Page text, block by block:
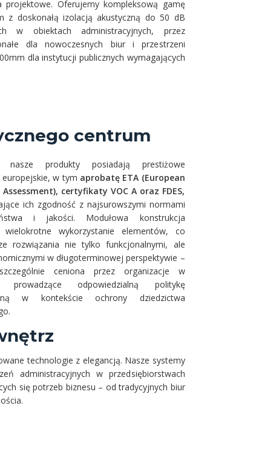
projektowe. Oferujemy kompleksową gamę
doskonałą izolacją akustyczną do 50 dB
w obiektach administracyjnych, przez
dla nowoczesnych biur i przestrzeni
dla instytucji publicznych wymagających
centrum
nasze produkty posiadają prestiżowe
w tym aprobatę ETA (European
certyfikaty VOC A oraz FDES,
ich zgodność z najsurowszymi normami
i jakości. Modułowa konstrukcja
wielokrotne wykorzystanie elementów, co
rozwiązania nie tylko funkcjonalnymi, ale
w długoterminowej perspektywie –
ceniona przez organizacje w
prowadzące odpowiedzialną politykę
w kontekście ochrony dziedzictwa
technologie z elegancją. Nasze systemy
administracyjnych w przedsiębiorstwach
się potrzeb biznesu – od tradycyjnych biur